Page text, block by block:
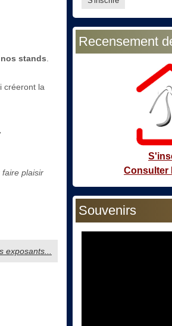
stands
créeront la
plaisir
Recensement
Consulter
Souvenirs